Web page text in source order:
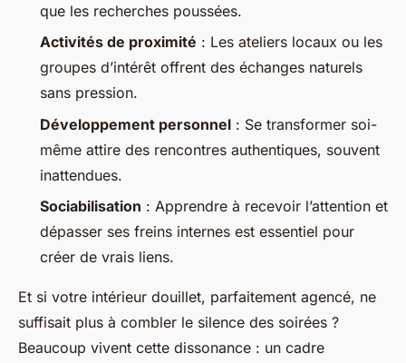
que les recherches poussées.
Activités de proximité : Les ateliers locaux ou les
groupes d’intérêt offrent des échanges naturels
sans pression.
Développement personnel : Se transformer soi-
même attire des rencontres authentiques, souvent
inattendues.
Sociabilisation : Apprendre à recevoir l’attention et
dépasser ses freins internes est essentiel pour
créer de vrais liens.
Et si votre intérieur douillet, parfaitement agencé, ne
suffisait plus à combler le silence des soirées ?
Beaucoup vivent cette dissonance : un cadre